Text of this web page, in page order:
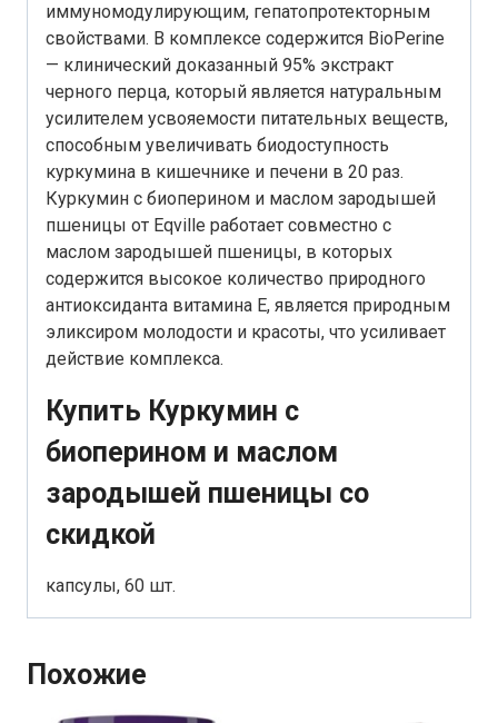
иммуномодулирующим, гепатопротекторным
свойствами. В комплексе содержится BioPerine
— клинический доказанный 95% экстракт
черного перца, который является натуральным
усилителем усвояемости питательных веществ,
способным увеличивать биодоступность
куркумина в кишечнике и печени в 20 раз.
Куркумин с биоперином и маслом зародышей
пшеницы от Eqville работает совместно с
маслом зародышей пшеницы, в которых
содержится высокое количество природного
антиоксиданта витамина Е, является природным
эликсиром молодости и красоты, что усиливает
действие комплекса.
Купить Куркумин с
биоперином и маслом
зародышей пшеницы со
скидкой
капсулы, 60 шт.
Похожие